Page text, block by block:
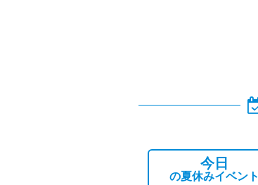
今日
の夏休みイベント